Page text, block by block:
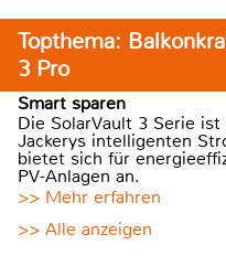
Topthema:
3 Pro
Smart sparen
Die SolarVault 3 Serie
Jackerys intelligenten
bietet sich für
PV-Anlagen an.
>> Mehr erfahren
>> Alle anzeigen